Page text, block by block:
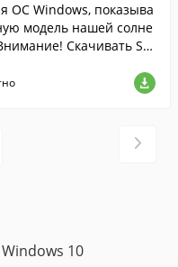
ОС Windows, показыва
модель нашей солне
Скачивать Sol
сканируются анти
10